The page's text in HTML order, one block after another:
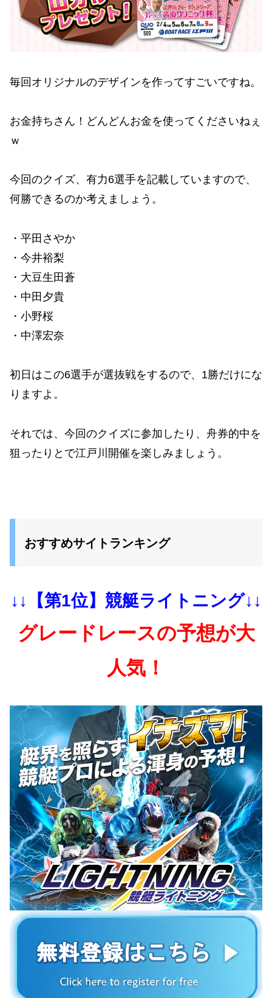
毎回オリジナルのデザインを作ってすごいですね。
お金持ちさん！どんどんお金を使ってくださいねぇ
ｗ
今回のクイズ、有力6選手を記載していますので、
何勝できるのか考えましょう。
・平田さやか
・今井裕梨
・大豆生田蒼
・中田夕貴
・小野桜
・中澤宏奈
初日はこの6選手が選抜戦をするので、1勝だけにな
りますよ。
それでは、今回のクイズに参加したり、舟券的中を
狙ったりとで江戸川開催を楽しみましょう。
おすすめサイトランキング
↓↓【第1位】競艇ライトニング↓↓
グレードレースの予想が大
人気！